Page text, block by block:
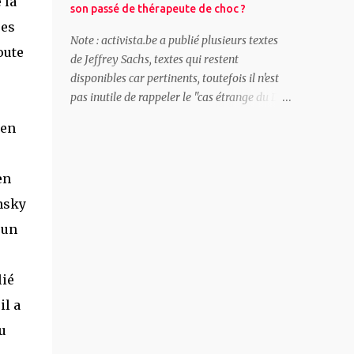
a
dos de la main droite. Nous n’avons certes
pas attendu que le gouvernement Arizona
s’en prenne au secteur culturel pour
dénoncer sa politique antisociale – avec,
notamment, l’expulsion de 300.000
son passé de thérapeute de choc ?
Note : activista.be a publié plusieurs textes
de Jeffrey Sachs, textes qui restent
disponibles car pertinents, toutefois il n'est
pas inutile de rappeler le "cas étrange du Dr